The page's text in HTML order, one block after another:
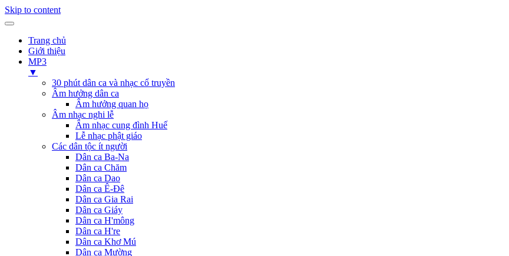
Skip to content
Trang chủ
Giới thiệu
MP3
▼
30 phút dân ca và nhạc cổ truyền
Âm hưởng dân ca
Âm hưởng quan họ
Âm nhạc nghi lễ
Âm nhạc cung đình Huế
Lễ nhạc phật giáo
Các dân tộc ít người
Dân ca Ba-Na
Dân ca Chăm
Dân ca Dao
Dân ca Ê-Đê
Dân ca Gia Rai
Dân ca Giáy
Dân ca H'mông
Dân ca H're
Dân ca Khơ Mú
Dân ca Mường